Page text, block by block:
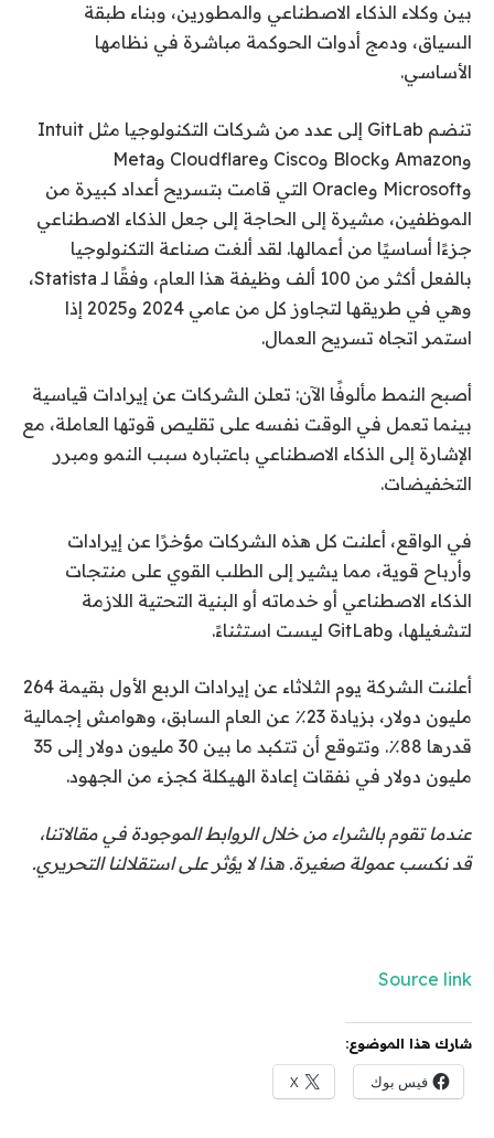
بين وكلاء الذكاء الاصطناعي والمطورين، وبناء طبقة
السياق، ودمج أدوات الحوكمة مباشرة في نظامها
الأساسي.
تنضم GitLab إلى عدد من شركات التكنولوجيا مثل Intuit
وAmazon وBlock وCisco وCloudflare وMeta
وMicrosoft وOracle التي قامت بتسريح أعداد كبيرة من
الموظفين، مشيرة إلى الحاجة إلى جعل الذكاء الاصطناعي
جزءًا أساسيًا من أعمالها. لقد ألغت صناعة التكنولوجيا
بالفعل أكثر من 100 ألف وظيفة هذا العام، وفقًا لـ Statista،
وهي في طريقها لتجاوز كل من عامي 2024 و2025 إذا
استمر اتجاه تسريح العمال.
أصبح النمط مألوفًا الآن: تعلن الشركات عن إيرادات قياسية
بينما تعمل في الوقت نفسه على تقليص قوتها العاملة، مع
الإشارة إلى الذكاء الاصطناعي باعتباره سبب النمو ومبرر
التخفيضات.
في الواقع، أعلنت كل هذه الشركات مؤخرًا عن إيرادات
وأرباح قوية، مما يشير إلى الطلب القوي على منتجات
الذكاء الاصطناعي أو خدماته أو البنية التحتية اللازمة
لتشغيلها، وGitLab ليست استثناءً.
أعلنت الشركة يوم الثلاثاء عن إيرادات الربع الأول بقيمة 264
مليون دولار، بزيادة 23٪ عن العام السابق، وهوامش إجمالية
قدرها 88٪. وتتوقع أن تتكبد ما بين 30 مليون دولار إلى 35
مليون دولار في نفقات إعادة الهيكلة كجزء من الجهود.
عندما تقوم بالشراء من خلال الروابط الموجودة في مقالاتنا،
قد نكسب عمولة صغيرة. هذا لا يؤثر على استقلالنا التحريري.
Source link
شارك هذا الموضوع:
فيس بوك X